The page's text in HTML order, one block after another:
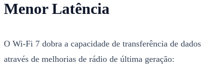
Menor Latência
O Wi-Fi 7 dobra a capacidade de transferência de dados
através de melhorias de rádio de última geração: